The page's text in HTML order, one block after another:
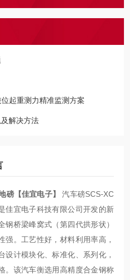
起重测力精准监测方案
解决方法
磅【佳宜电子】汽车磅SCS-XC
佳宜电子科技有限公司开发的新
钢桥梁峰窝式（第四代拱形状）
强。工艺性好，材料利用率高，
设计模块化、标准化、系列化，
。该汽车衡选用高精度合金钢称